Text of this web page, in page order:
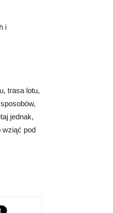
i
trasa lotu,
jednak,
wziąć pod